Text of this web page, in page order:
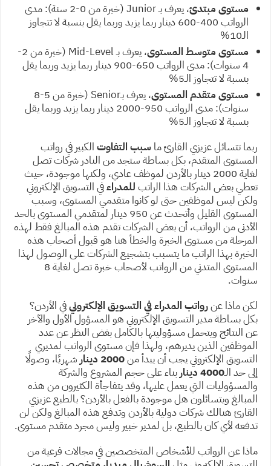
مستوى مبتدئ
، يعرف بـ Junior (خبرة من 0-2 سنة): مدى
الرواتب 400-600 دينار ربما يزيد وربما يقل بنسبة لا تتجاوز
الـ10%
مستوى متوسط المستوى
، يعرف بـ Mid-Level (خبرة من 2-
4 سنوات): مدى الرواتب 650-900 دينار ربما يزيد وربما يقل
بنسبة لا تتجاوز الـ5%
مستوى متقدم المستوى
، يعرف بـSenior (خبرة من 5-8
سنوات): مدى الرواتب 950-2000 دينار ربما يزيد وربما يقل
بنسبة لا تتجاوز الـ5%
ربما تتسائل عزيزي القارئ ماسبب التفاوت الكبير في رواتب
المستوى المتقدم، بكل بساطة ستجد من النادر شركات تصل
لغاية 2000 دينار بالأردن لموظف عادي، ولكنها موجودة، حيث
تعطي بعض الشركات هذا الراتب للمدراءفي التسويق الإلكتروني
ولكن ليس لموظفين حتى لو كانوا متقدمي المستوى، وسبب
المستوى القليل وأتحدث عن 950 دينار لمتقدمي المستوى بالحد
الأدنى من الرواتب، أن بعض الشركات تقدم هذه المبالغ فقط لهذه
المرحلة من مستوى الخبرة والخطأ هنا هو قبول أصحاب هذه
الخبرة بهذا الراتب ما يتسبب بتشجيع الشركات على الوصول لهذا
المستوى المتدني من الرواتب لأصحاب خبرة تصل لغاية 8
سنوات.
لكن ماذا عنرواتب المدراء في التسويق الإلكترونيفي الأردن؟
بكل بساطة مدير التسويق الإلكتروني هو المسؤول الأول والآخر
عن النتائج ويتحمل مسؤوليتها بالكامل بغض النظر عن عدد
الموظفين الذين يديرهم، ولهذا فإن مستوى الرواتب لمديري
التسويق الإلكتروني يجب أن يبدأ من2000 دينار
شهريًا، وصولًا
إلى حد الـ4000 دينار
بناء على حجم المشروع والشركة
والمسؤوليات التي يعمل عليها، وقد يتفاجأة الكثيرون من هذه
المبالغ ويتسائلون هل موجودة بالفعل بالأردن؟ بالطبع عزيزي
القارئ هنالك شركات دولية بالأردن وتدفع هذه المبالغ ولكن لن
تدفعه لأي كان بالطبع، بل لمدير خبير وليس مجرد متقدم مستوى.
ماذا عن الرواتب للأشخاص المتخصصين في مجالات فرعية من